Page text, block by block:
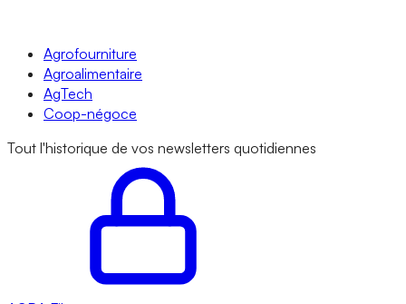
Agrofourniture
Agroalimentaire
AgTech
Coop-négoce
Tout l'historique de vos newsletters quotidiennes